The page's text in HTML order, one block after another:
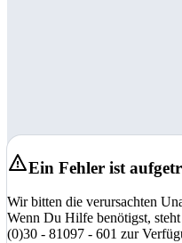
Ein Fehler ist
Wir bitten die verursachten
Wenn Du Hilfe benötigst,
(0)30 - 81097 - 601 zur